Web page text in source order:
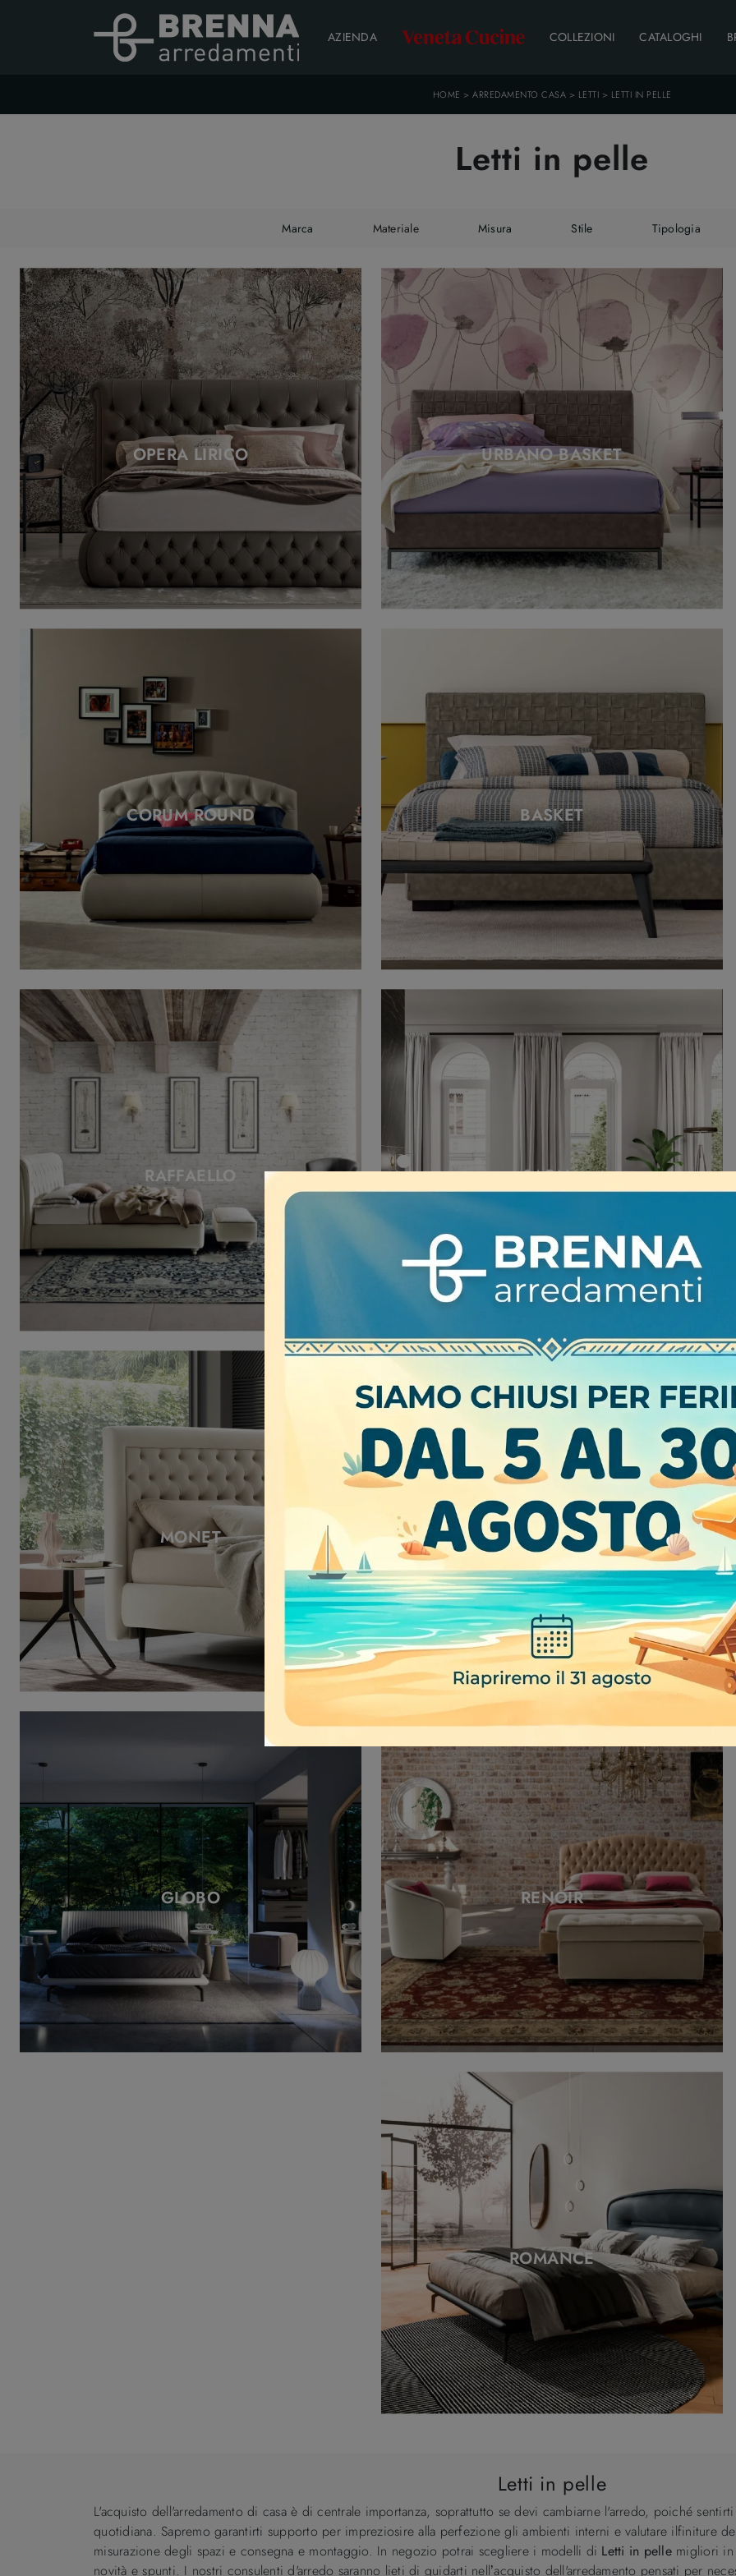
AZIENDA COLLEZIONI CATALOGHI
HOME > ARREDAMENTO CASA > LETTI > LETTI IN PELLE
Letti in pelle
Marca Materiale Misura Stile Tipologia
OPERA LIRICO URBANO BASKET
CORUM ROUND BASKET
RAFFAELLO SAONA
MONET JUBILEE
GLOBO RENOIR
ROMANCE
Letti in pelle
L'acquisto dell'arredamento di casa è di centrale importanza, soprattutto se devi cambiarne l'arredo, poiché
quotidiana. Sapremo garantirti supporto per impreziosire alla perfezione gli ambienti interni e valutare ilfiniture
misurazione degli spazi e consegna e montaggio. In negozio potrai scegliere i modelli di Letti in pellemigliori in
novità e spunti. I nostri consulenti d'arredo saranno lieti di guidarti nell’acquisto dell'arredamento pensati per